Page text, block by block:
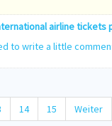
airline tickets
to write a little
14 15 Weiter